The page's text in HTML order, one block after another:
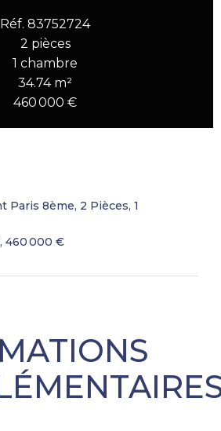
Réf. 83752724
2 pièces
1 chambre
34.74 m²
460 000 €
Paris 8ème, 2 Pièces, 1
460 000 €